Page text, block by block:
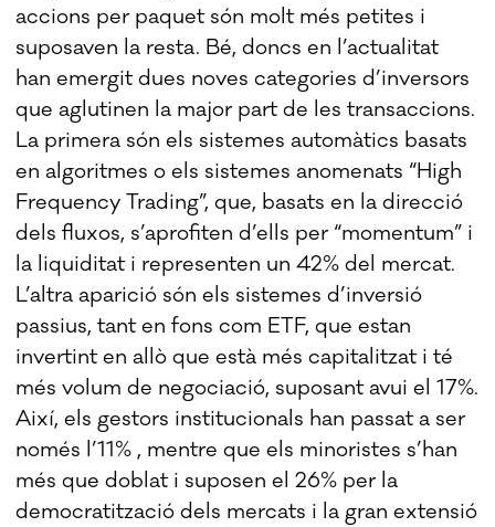
accions per paquet són molt més petites i
suposaven la resta. Bé, doncs en l’actualitat
han emergit dues noves categories d’inversors
que aglutinen la major part de les transaccions.
La primera són els sistemes automàtics basats
en algoritmes o els sistemes anomenats “High
Frequency Trading”, que, basats en la direcció
dels fluxos, s’aprofiten d’ells per “momentum” i
la liquiditat i representen un 42% del mercat.
L’altra aparició són els sistemes d’inversió
passius, tant en fons com ETF, que estan
invertint en allò que està més capitalitzat i té
més volum de negociació, suposant avui el 17%.
Així, els gestors institucionals han passat a ser
només l’11% , mentre que els minoristes s’han
més que doblat i suposen el 26% per la
democratització dels mercats i la gran extensió